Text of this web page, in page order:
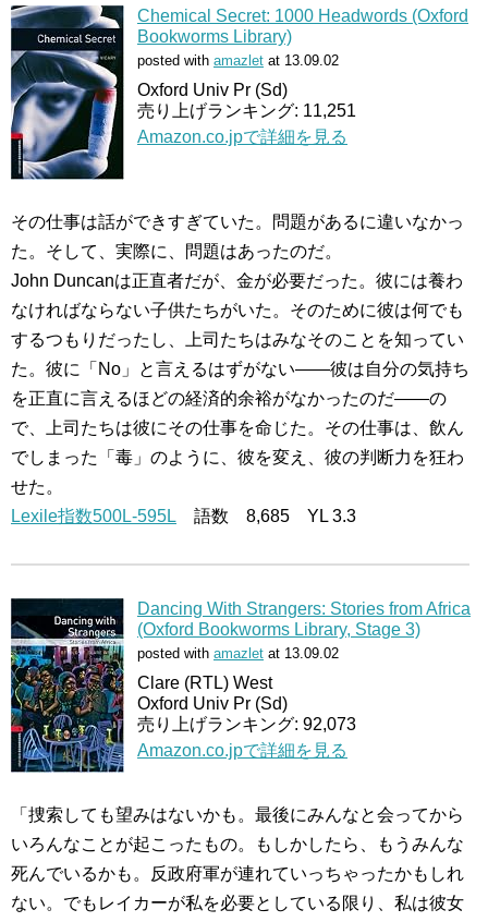
Chemical Secret: 1000 Headwords (Oxford
Bookworms Library)
posted with amazlet at 13.09.02
Oxford Univ Pr (Sd)
売り上げランキング: 11,251
Amazon.co.jpで詳細を見る
その仕事は話ができすぎていた。問題があるに違いなかっ
た。そして、実際に、問題はあったのだ。
John Duncanは正直者だが、金が必要だった。彼には養わ
なければならない子供たちがいた。そのために彼は何でも
するつもりだったし、上司たちはみなそのことを知ってい
た。彼に「No」と言えるはずがない――彼は自分の気持ち
を正直に言えるほどの経済的余裕がなかったのだ――の
で、上司たちは彼にその仕事を命じた。その仕事は、飲ん
でしまった「毒」のように、彼を変え、彼の判断力を狂わ
せた。
Lexile指数500L-595L 語数 8,685 YL 3.3
Dancing With Strangers: Stories from Africa
(Oxford Bookworms Library, Stage 3)
posted with amazlet at 13.09.02
Clare (RTL) West
Oxford Univ Pr (Sd)
売り上げランキング: 92,073
Amazon.co.jpで詳細を見る
「捜索しても望みはないかも。最後にみんなと会ってから
いろんなことが起こったもの。もしかしたら、もうみんな
死んでいるかも。反政府軍が連れていっちゃったかもしれ
ない。でもレイカーが私を必要としている限り、私は彼女